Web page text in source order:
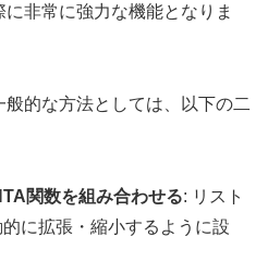
非常に強力な機能となりま
的な方法としては、以下の二
関数を組み合わせる: リスト
に拡張・縮小するように設